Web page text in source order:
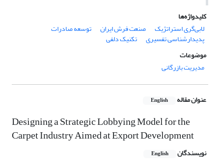
کلیدواژه‌ها
لابی‌گری استراتژیک
صنعت فرش ایران توسعه صادرات
پدیدارشناسی تفسیری
تکنیک دلفی
موضوعات
مدیریت بازرگانی
عنوان مقاله English
Designing a Strategic Lobbying Model for the
Carpet Industry Aimed at Export Development
نویسندگان English